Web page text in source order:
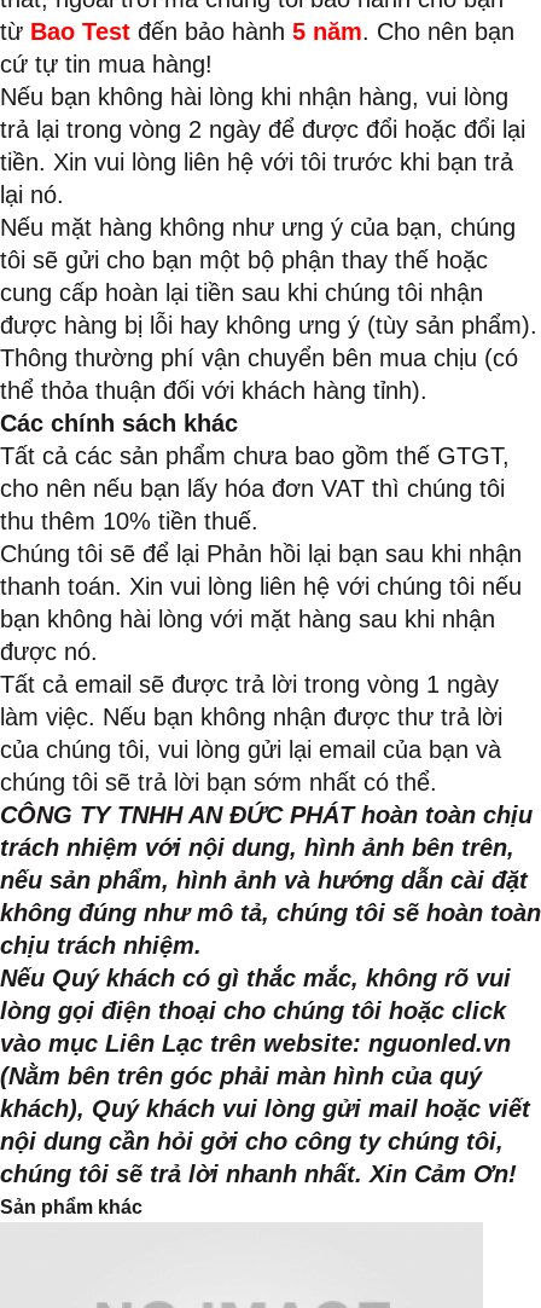
từ Bao Test đến bảo hành 5 năm. Cho nên bạn
cứ tự tin mua hàng!
Nếu bạn không hài lòng khi nhận hàng, vui lòng
trả lại trong vòng 2 ngày để được đổi hoặc đổi lại
tiền. Xin vui lòng liên hệ với tôi trước khi bạn trả
lại nó.
Nếu mặt hàng không như ưng ý của bạn, chúng
tôi sẽ gửi cho bạn một bộ phận thay thế hoặc
cung cấp hoàn lại tiền sau khi chúng tôi nhận
được hàng bị lỗi hay không ưng ý (tùy sản phẩm).
Thông thường phí vận chuyển bên mua chịu (có
thể thỏa thuận đối với khách hàng tỉnh).
Các chính sách khác
Tất cả các sản phẩm chưa bao gồm thế GTGT,
cho nên nếu bạn lấy hóa đơn VAT thì chúng tôi
thu thêm 10% tiền thuế.
Chúng tôi sẽ để lại Phản hồi lại bạn sau khi nhận
thanh toán. Xin vui lòng liên hệ với chúng tôi nếu
bạn không hài lòng với mặt hàng sau khi nhận
được nó.
Tất cả email sẽ được trả lời trong vòng 1 ngày
làm việc. Nếu bạn không nhận được thư trả lời
của chúng tôi, vui lòng gửi lại email của bạn và
chúng tôi sẽ trả lời bạn sớm nhất có thể.
CÔNG TY TNHH AN ĐỨC PHÁT hoàn toàn chịu
trách nhiệm với nội dung, hình ảnh bên trên,
nếu sản phẩm, hình ảnh và hướng dẫn cài đặt
không đúng như mô tả, chúng tôi sẽ hoàn toàn
chịu trách nhiệm.
Nếu Quý khách có gì thắc mắc, không rõ vui
lòng gọi điện thoại cho chúng tôi hoặc click
vào mục Liên Lạc trên website: nguonled.vn
(Nằm bên trên góc phải màn hình của quý
khách), Quý khách vui lòng gửi mail hoặc viết
nội dung cần hỏi gởi cho công ty chúng tôi,
chúng tôi sẽ trả lời nhanh nhất. Xin Cảm Ơn!
Sản phẩm khác